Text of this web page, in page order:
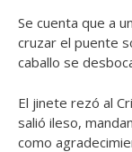
Se cuenta que a
cruzar el puente
caballo se
El jinete rezó al
salió ileso,
como